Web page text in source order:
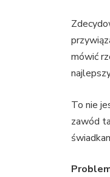
mówić
To nie
zawód